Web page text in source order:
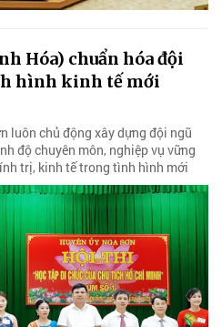
Hóa) chuẩn hóa đội
hình kinh tế mới
luôn chủ động xây dựng đội ngũ
độ chuyên môn, nghiệp vụ vững
trị, kinh tế trong tình hình mới